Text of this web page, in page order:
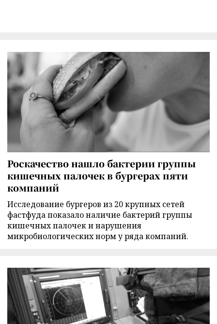
Роскачество нашло бактерии группы
кишечных палочек в бургерах пяти
компаний
Исследование бургеров из 20 крупных сетей
фастфуда показало наличие бактерий группы
кишечных палочек и нарушения
микробиологических норм у ряда компаний.